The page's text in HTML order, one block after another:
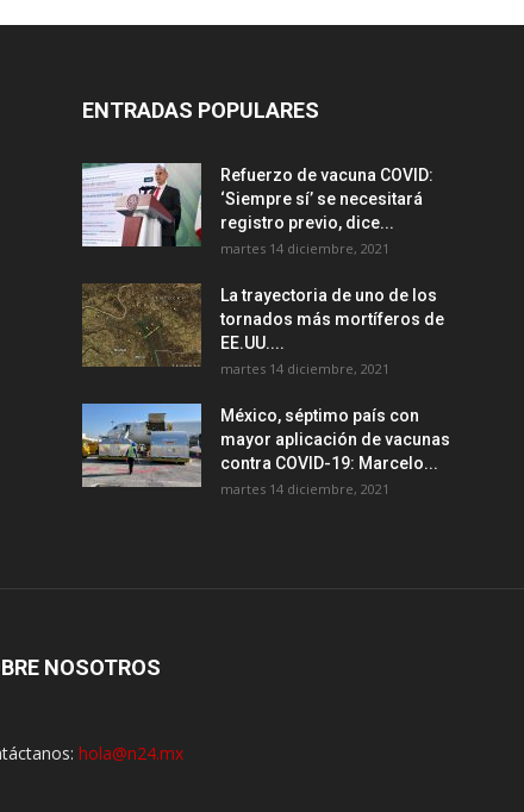
ENTRADAS POPULARES
Refuerzo de vacuna COVID:
‘Siempre sí’ se necesitará
registro previo, dice...
martes 14 diciembre, 2021
La trayectoria de uno de los
tornados más mortíferos de
EE.UU....
martes 14 diciembre, 2021
México, séptimo país con
mayor aplicación de vacunas
contra COVID-19: Marcelo...
martes 14 diciembre, 2021
NOSOTROS
hola@n24.mx